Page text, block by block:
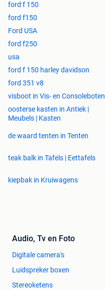
ford f 150
ford f150
Ford USA
ford f250
usa
ford f 150 harley davidson
ford 351 v8
visboot in Vis- en Consoleboten
oosterse kasten in Antiek |
Meubels | Kasten
de waard tenten in Tenten
teak balk in Tafels | Eettafels
kiepbak in Kruiwagens
Audio, Tv en Foto
Digitale camera's
Luidspreker boxen
Stereoketens